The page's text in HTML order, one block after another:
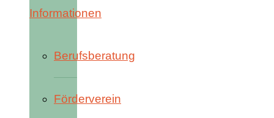
Informationen
Berufsberatung
Förderverein